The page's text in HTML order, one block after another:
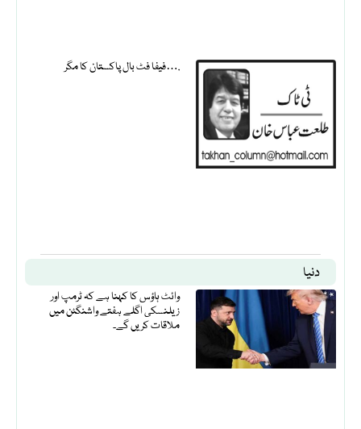
فیفا فٹ بال پاکستان کا مگر….
دنیا
وائٹ ہاؤس کا کہنا ہے کہ ٹرمپ اور
زیلنسکی اگلے ہفتے واشنگٹن میں
ملاقات کریں گے۔